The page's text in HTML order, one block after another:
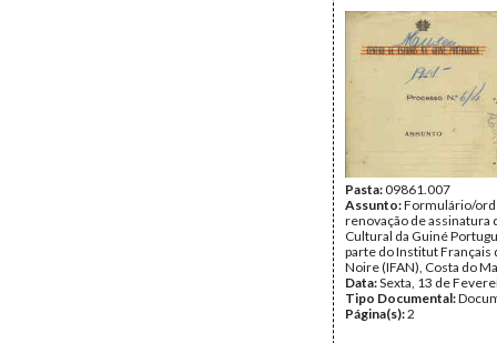
Pasta:09861.007
Assunto:Formulário/
renovação de assinatura
Cultural da Guiné
parte do Institut Français
Noire (IFAN), Costa do
Data:Sexta, 13 de
Tipo Documental:
Página(s):2